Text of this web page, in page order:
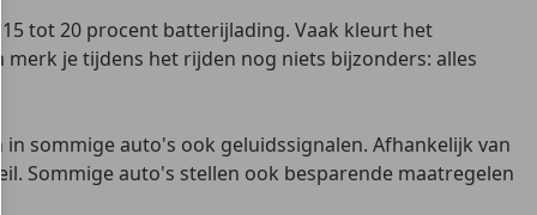
tot 20 procent batterijlading. Vaak kleurt het
je tijdens het rijden nog niets bijzonders: alles
sommige auto's ook geluidssignalen. Afhankelijk van
Sommige auto's stellen ook besparende maatregelen